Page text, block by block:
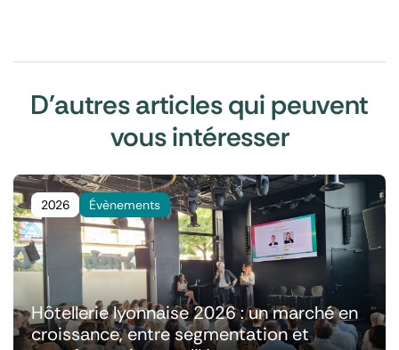
D'autres articles qui peuvent
vous intéresser
2026 Évènements
Hôtellerie lyonnaise 2026 : un marché en
croissance, entre segmentation et